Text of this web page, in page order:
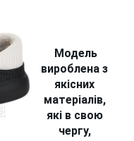
Модель
вироблена з
якісних
матеріалів,
які в свою
чергу,